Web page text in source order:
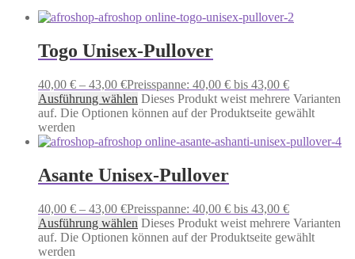
Togo Unisex-Pullover
40,00 € – 43,00 €Preisspanne: 40,00 € bis 43,00 €
Ausführung wählen Dieses Produkt weist mehrere Varianten
auf. Die Optionen können auf der Produktseite gewählt
werden
Asante Unisex-Pullover
40,00 € – 43,00 €Preisspanne: 40,00 € bis 43,00 €
Ausführung wählen Dieses Produkt weist mehrere Varianten
auf. Die Optionen können auf der Produktseite gewählt
werden